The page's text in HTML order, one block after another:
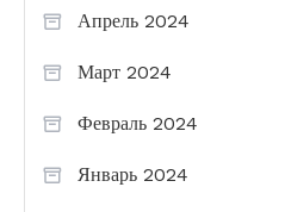
Апрель 2024
Март 2024
Февраль 2024
Январь 2024